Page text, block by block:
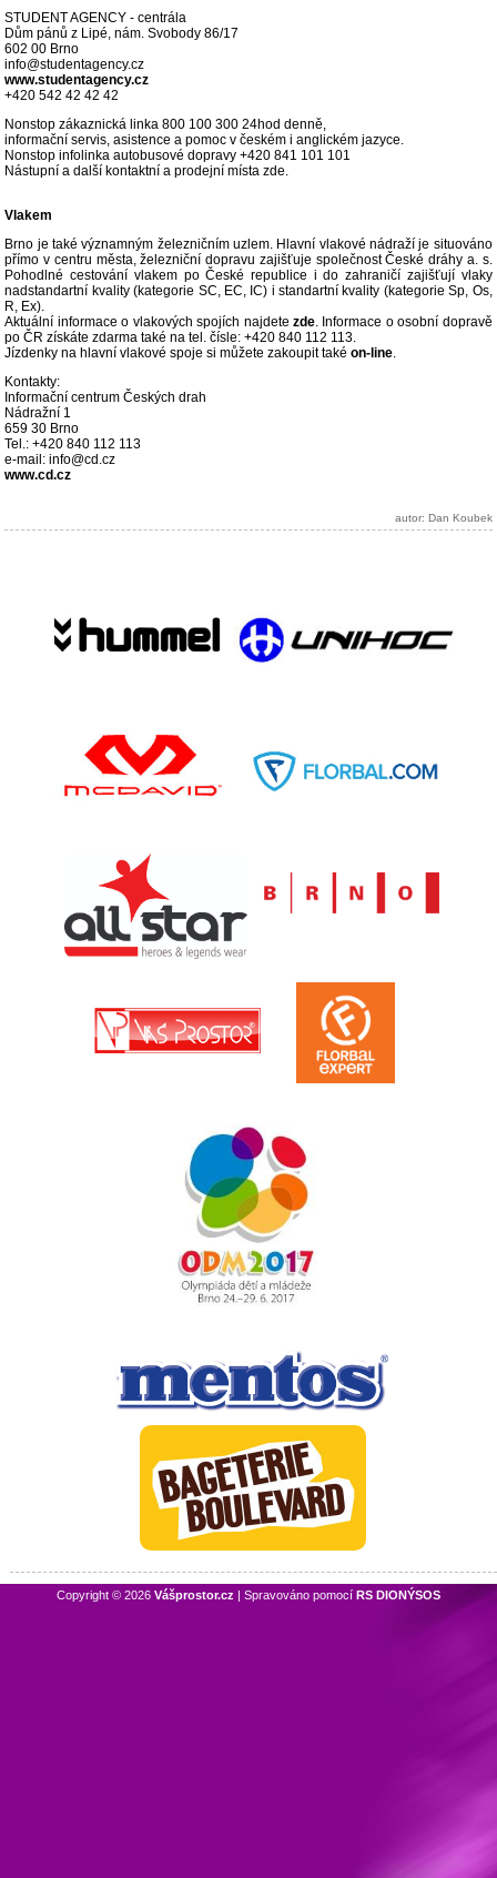
STUDENT AGENCY - centrála
Dům pánů z Lipé, nám. Svobody 86/17
602 00 Brno
info@studentagency.cz
www.studentagency.cz
+420 542 42 42 42
Nonstop zákaznická linka 800 100 300 24hod denně,
informační servis, asistence a pomoc v českém i anglickém jazyce.
Nonstop infolinka autobusové dopravy +420 841 101 101
Nástupní a další kontaktní a prodejní místa zde.
Vlakem
Brno je také významným železničním uzlem. Hlavní vlakové nádraží je situováno
přímo v centru města, železniční dopravu zajišťuje společnost České dráhy a. s.
Pohodlné cestování vlakem po České republice i do zahraničí zajišťují vlaky
nadstandartní kvality (kategorie SC, EC, IC) i standartní kvality (kategorie Sp, Os,
R, Ex).
Aktuální informace o vlakových spojích najdete zde. Informace o osobní dopravě
po ČR získáte zdarma také na tel. čísle: +420 840 112 113.
Jízdenky na hlavní vlakové spoje si můžete zakoupit takéon-line.
Kontakty:
Informační centrum Českých drah
Nádražní 1
659 30 Brno
Tel.: +420 840 112 113
e-mail: info@cd.cz
www.cd.cz
autor: Dan Koubek
Copyright © 2026 Vášprostor.cz | Spravováno pomocí RS DIONÝSOS